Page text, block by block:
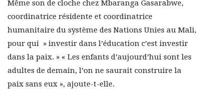
Même son de cloche chez Mbaranga Gasarabwe,
coordinatrice résidente et coordinatrice
humanitaire du système des Nations Unies au Mali,
pour qui » investir dans l’éducation c’est investir
dans la paix. » « Les enfants d’aujourd’hui sont les
adultes de demain, l’on ne saurait construire la
paix sans eux », ajoute-t-elle.